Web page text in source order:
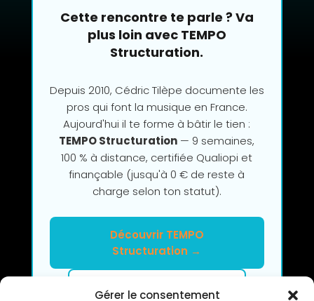
Gérer le consentement
Cette rencontre te parle ? Va
plus loin avec TEMPO
Structuration.
Depuis 2010, Cédric Tilèpe documente les
pros qui font la musique en France.
Aujourd'hui il te forme à bâtir le tien :
TEMPO Structuration — 9 semaines,
100 % à distance, certifiée Qualiopi et
finançable (jusqu'à 0 € de reste à
charge selon ton statut).
Découvrir TEMPO
Structuration →
Clarifier mon projet en 2h